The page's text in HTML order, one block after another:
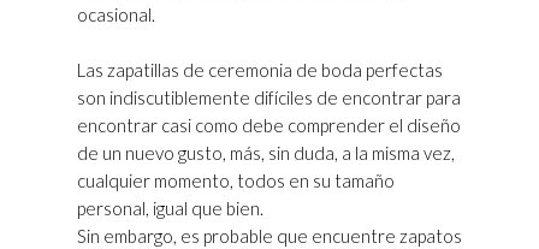
ocasional.
Las zapatillas de ceremonia de boda perfectas
son indiscutiblemente difíciles de encontrar para
encontrar casi como debe comprender el diseño
de un nuevo gusto, más, sin duda, a la misma vez,
cualquier momento, todos en su tamaño
personal, igual que bien.
Sin embargo, es probable que encuentre zapatos